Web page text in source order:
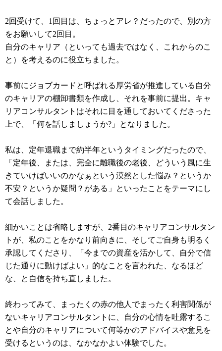
2回受けて、1回目は、ちょっとアレ？だったので、別の方
をお願いして2回目。
自分のキャリア（といっても過去ではなく、これからのこ
と）を考えるのに役立ちました。
事前にジョブカードと呼ばれる厚労省が推進している自分
のキャリアの棚卸書類を作成し、それを事前に提出。キャ
リアコンサルタントはそれに目を通しておいてくださった
上で、「何を話しましょうか?」となりました。
私は、定年退職まで約半年というタイミングだったので、
「定年後、または、完全に離職後の老後、どういう風に生
きていけばいいのかなぁという漠然とした悩み？というか
不安？というか疑問？がある」といったことをテーマにし
て会話しました。
細かいことは省略しますが、2番目のキャリアコンサルタン
トが、私のことをかなり前向きに、そしてご自身も明るく
承認してくださり、「今までの資産を活かして、自分で信
じた通りに動けばよい」的なことを言われた、なるほど
な、と自信を持ち直しました。
終わってみて、まったくの赤の他人でまったく利害関係が
ないキャリアコンサルタントに、自分の心情を吐露するこ
とや自分のキャリアについて何等かのアドバイスや意見を
受けるというのは、なかなかよい体験でした。